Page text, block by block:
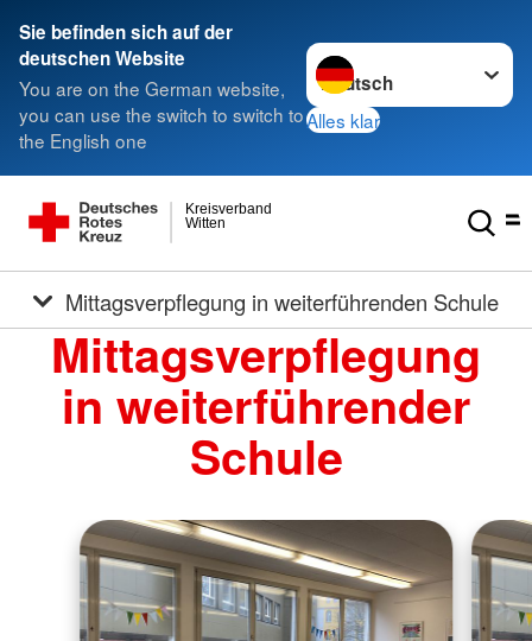
Sie befinden sich auf der
deutschen Website
You are on the German website,
you can use the switch to switch to
the English one
Sprache wechseln zu
Alles klar
Witten
Kreisverband
Mittagsverpflegung in weiterführenden Schule
Mittagsverpflegung
in weiterführender
Schule